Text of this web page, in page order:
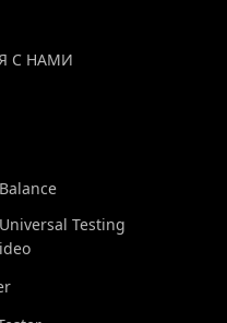
С НАМИ
Testing